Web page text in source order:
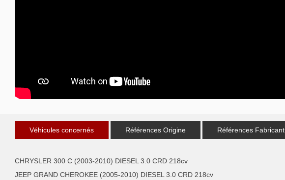
Véhicules concernés Références Origine Références Fabricant
CHRYSLER 300 C (2003-2010) DIESEL 3.0 CRD 218cv
JEEP GRAND CHEROKEE (2005-2010) DIESEL 3.0 CRD 218cv